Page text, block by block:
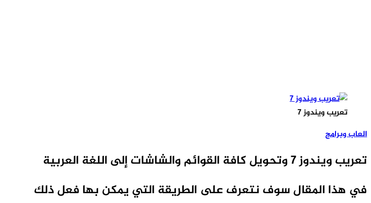
تعريب ويندوز 7
العاب وبرامج
تعريب ويندوز 7 وتحويل كافة القوائم والشاشات إلى اللغة العربية
في هذا المقال سوف نتعرف على الطريقة التي يمكن بها فعل ذلك